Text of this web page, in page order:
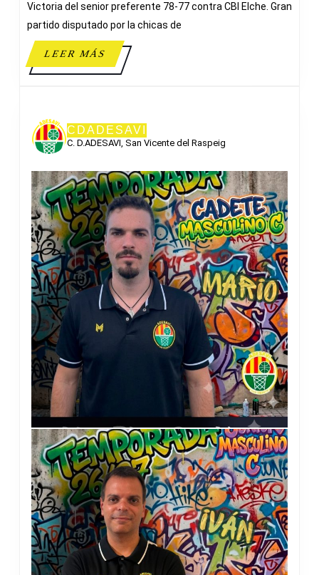
77
CBI
ELCHE
Victoria del senior preferente 78-77 contra CBI Elche. Gran
partido disputado por la chicas de
LEER MÁSLEER
MÁS
CDADESAVI
C. D.ADESAVI, San Vicente del Raspeig